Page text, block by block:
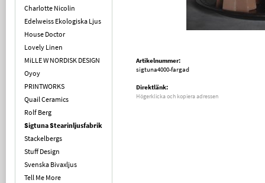
Charlotte Nicolin
Edelweiss Ekologiska Ljus
House Doctor
Lovely Linen
MiLLE W NORDISK DESIGN
Oyoy
PRINTWORKS
Quail Ceramics
Rolf Berg
Sigtuna Stearinljusfabrik
Stackelbergs
Stuff Design
Svenska Bivaxljus
Tell Me More
Artikelnummer:
sigtuna4000-fargad
Direktlänk:
Högerklicka och kopiera adressen